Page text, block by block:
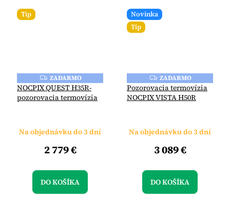
Tip
Z
A
D
A
ZADARMO
NOCPIX QUEST H35R-
pozorovacia termovízia
Na objednávku do 3 dní
2 779 €
DO KOŠÍKA
Novinka
Tip
Z
A
D
A
ZADARMO
Pozorovacia termovízia
NOCPIX VISTA H50R
Na objednávku do 3 dní
3 089 €
DO KOŠÍKA